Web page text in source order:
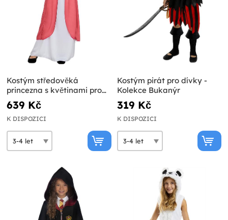
Kostým středověká
princezna s květinami pro
dívky
639 Kč
K DISPOZICI
Kostým pirát pro dívky -
Kolekce Bukanýr
319 Kč
K DISPOZICI